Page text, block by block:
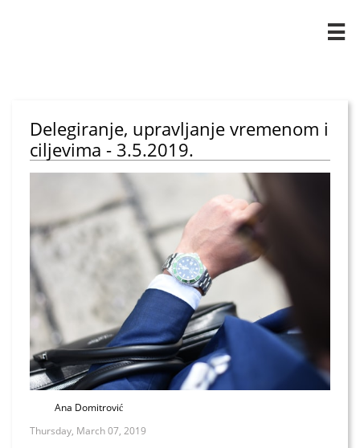

Delegiranje, upravljanje vremenom i
ciljevima - 3.5.2019.
Ana Domitrović
Thursday, March 07, 2019